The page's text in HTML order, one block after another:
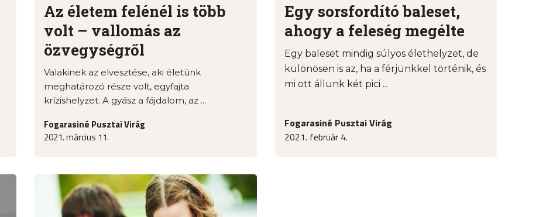
Az életem felénél is több
volt – vallomás az
özvegységről
Valakinek az elvesztése, aki életünk
meghatározó része volt, egyfajta
krízishelyzet. A gyász a fájdalom, az ...
Fogarasiné Pusztai Virág
2021. március 11.
Egy sorsfordító baleset,
ahogy a feleség megélte
Egy baleset mindig súlyos élethelyzet, de
különösen is az, ha a férjünkkel történik, és
mi ott állunk két pici ...
Fogarasiné Pusztai Virág
2021. február 4.